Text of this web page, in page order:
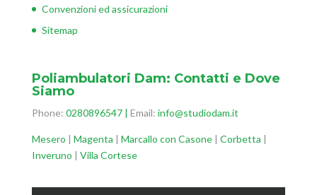
Convenzioni ed assicurazioni
Sitemap
Poliambulatori Dam: Contatti e Dove
Siamo
Phone: 0280896547| Email: info@studiodam.it
Mesero | Magenta | Marcallo con Casone| Corbetta |
Inveruno | Villa Cortese